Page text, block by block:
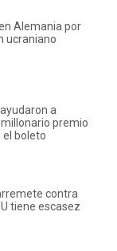
Alemania por
ucraniano
a
premio
el boleto
contra
tiene escasez